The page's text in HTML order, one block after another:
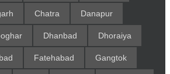
Chatra Danapur
Dhanbad Dhoraiya
Fatehabad Gangtok